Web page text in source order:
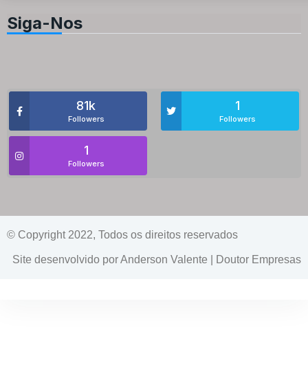
Siga-Nos
81k
Followers
1
Followers
1
Followers
© Copyright 2022, Todos os direitos reservados
Site desenvolvido por Anderson Valente | Doutor Empresas